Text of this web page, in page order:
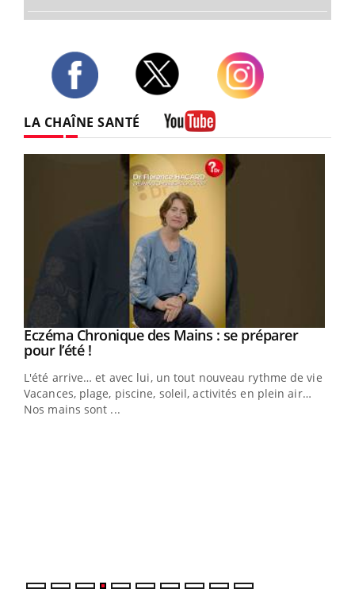
LA CHAÎNE SANTÉ
Youtube
Eczéma Chronique des Mains : se préparer
pour l’été !Youtube
L'été arrive… et avec lui, un tout nouveau rythme de vie !
Vacances, plage, piscine, soleil, activités en plein air…
Nos mains sont ...